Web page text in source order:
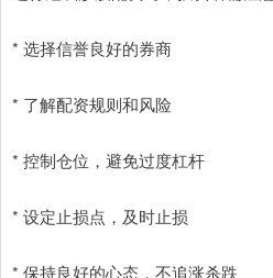
* 选择信誉良好的券商
* 了解配资规则和风险
* 控制仓位，避免过度杠杆
* 设定止损点，及时止损
* 保持良好的心态，不追涨杀跌